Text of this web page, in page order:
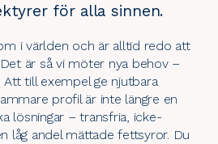
för alla sinnen.
i världen och är alltid redo att
är så vi möter nya behov –
till exempel ge njutbara
profil är inte längre en
lösningar – transfria, icke-
låg andel mättade fettsyror. Du